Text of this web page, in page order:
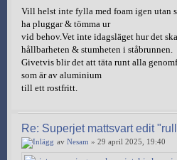
Vill helst inte fylla med foam igen utan
ha pluggar & tömma ur
vid behov.Vet inte idagsläget hur det
hållbarheten & stumheten i ståbrunnen.
Givetvis blir det att täta runt alla
som är av aluminium
till ett rostfritt.
Re: Superjet mattsvart edit
av Nesam » 29 april 2025, 19:40